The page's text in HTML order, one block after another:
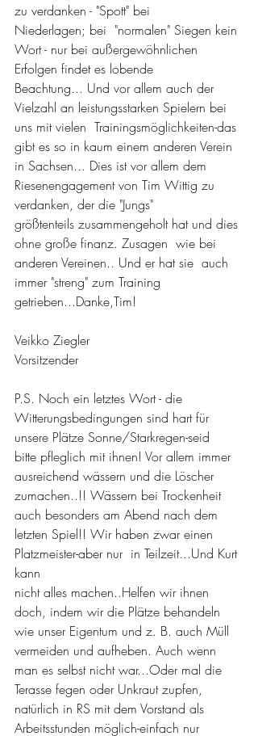
zu verdanken - "Spott" bei
Niederlagen; bei  "normalen" Siegen kein
Wort - nur bei außergewöhnlichen
Erfolgen findet es lobende
Beachtung... Und vor allem auch der
Vielzahl an leistungsstarken Spielern bei
uns mit vielen  Trainingsmöglichkeiten-das
gibt es so in kaum einem anderen Verein
in Sachsen... Dies ist vor allem dem
Riesenengagement von Tim Wittig zu
verdanken, der die "Jungs"
größtenteils zusammengeholt hat und dies
ohne große finanz. Zusagen  wie bei
anderen Vereinen.. Und er hat sie  auch
immer "streng" zum Training
getrieben...Danke,Tim!
Veikko Ziegler
Vorsitzender
P.S. Noch ein letztes Wort - die
Witterungsbedingungen sind hart für
unsere Plätze Sonne/Starkregen-seid
bitte pfleglich mit ihnen! Vor allem immer
ausreichend wässern und die Löscher
zumachen..!! Wässern bei Trockenheit
auch besonders am Abend nach dem
letzten Spiel!! Wir haben zwar einen
Platzmeister-aber nur  in Teilzeit...Und Kurt
kann
nicht alles machen..Helfen wir ihnen
doch, indem wir die Plätze behandeln
wie unser Eigentum und z. B. auch Müll
vermeiden und aufheben. Auch wenn
man es selbst nicht war...Oder mal die
Terasse fegen oder Unkraut zupfen,
natürlich in RS mit dem Vorstand als
Arbeitsstunden möglich-einfach nur